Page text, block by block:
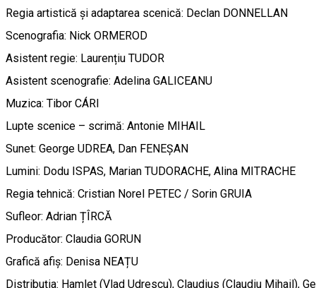
Regia artistică și adaptarea scenică: Declan DONNELLAN
Scenografia: Nick ORMEROD
Asistent regie: Laurențiu TUDOR
Asistent scenografie: Adelina GALICEANU
Muzica: Tibor CÁRI
Lupte scenice – scrimă: Antonie MIHAIL
Sunet: George UDREA, Dan FENEȘAN
Lumini: Dodu ISPAS, Marian TUDORACHE, Alina MITRACHE
Regia tehnică: Cristian Norel PETEC / Sorin GRUIA
Sufleor: Adrian ȚÎRCĂ
Producător: Claudia GORUN
Grafică afiș: Denisa NEAȚU
Distribuția: Hamlet (Vlad Udrescu), Claudius (Claudiu Mihail),